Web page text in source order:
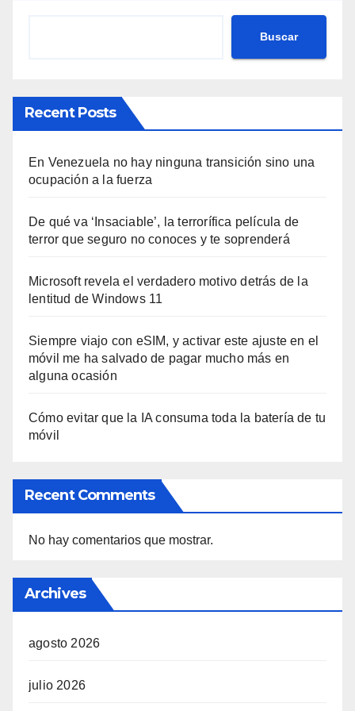
Buscar
Recent Posts
En Venezuela no hay ninguna transición sino una
ocupación a la fuerza
De qué va ‘Insaciable’, la terrorífica película de
terror que seguro no conoces y te soprenderá
Microsoft revela el verdadero motivo detrás de la
lentitud de Windows 11
Siempre viajo con eSIM, y activar este ajuste en el
móvil me ha salvado de pagar mucho más en
alguna ocasión
Cómo evitar que la IA consuma toda la batería de tu
móvil
Recent Comments
No hay comentarios que mostrar.
Archives
agosto 2026
julio 2026